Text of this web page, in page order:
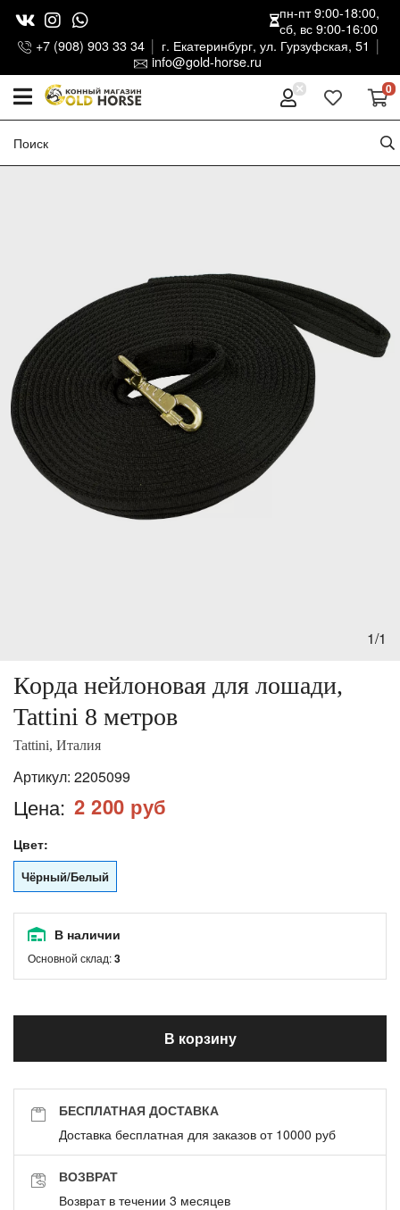
+7 (908) 903 33 34
г. Екатеринбург, ул. Гурзуфская, 51
info@gold-horse.ru
пн-пт 9:00-18:00,
сб, вс 9:00-16:00
0
1/1
Корда нейлоновая для лошади,
Tattini 8 метров
Tattini, Италия
Артикул: 2205099
Цена: 2 200 руб
Цвет:
Чёрный/Белый
В наличии
Основной склад:3
В корзину
БЕСПЛАТНАЯ ДОСТАВКА
Доставка бесплатная для заказов от 10000 руб
ВОЗВРАТ
Возврат в течении 3 месяцев